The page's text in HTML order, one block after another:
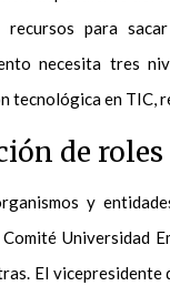
recursos para
necesita tres
tecnológica en TIC,
de roles
y
Universidad
El vicepresidente